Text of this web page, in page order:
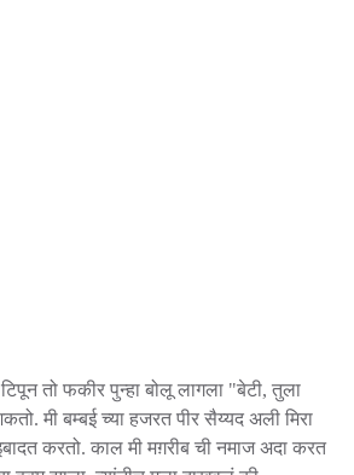
टिपून तो फकीर पुन्हा बोलू लागला "बेटी, तुला
मी बम्बई च्या हजरत पीर सैय्यद अली मिरा
इबादत करतो. काल मी मग़रीब ची नमाज अदा करत